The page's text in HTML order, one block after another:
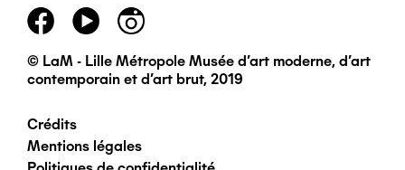
principal
© LaM - Lille Métropole Musée d'art moderne, d'art
contemporain et d'art brut, 2019
Pied
Crédits
Mentions légales